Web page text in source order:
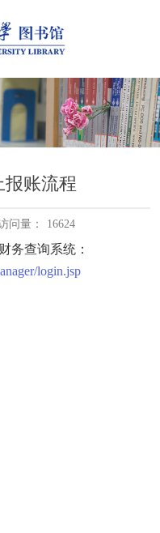
报账流程
问量： 16624
务查询系统：
login.jsp